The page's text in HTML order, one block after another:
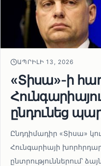
ԱՊՐԻԼԻ 13, 2026
«Տիսա»-ի
ընդունեց
Ընդդիմադիր «Տիսա»
Հունգարիայի
ընտրություններում՝